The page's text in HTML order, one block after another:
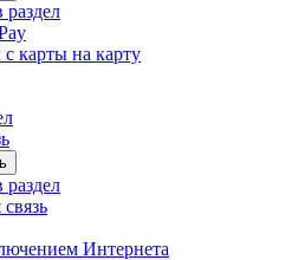
карты на карту
Интернета